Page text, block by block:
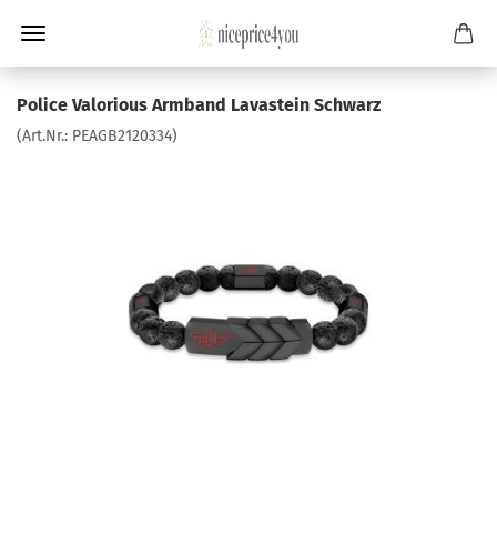
Police Valorious Armband Lavastein Schwarz
(Art.Nr.: PEAGB2120334)